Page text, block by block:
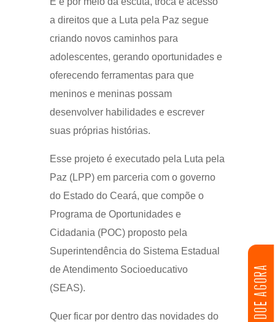
DOE AGORA
a direitos que a Luta pela Paz segue
criando novos caminhos para
adolescentes, gerando oportunidades e
oferecendo ferramentas para que
meninos e meninas possam
desenvolver habilidades e escrever
suas próprias histórias.
Esse projeto é executado pela Luta pela
Paz (LPP) em parceria com o governo
do Estado do Ceará, que compõe o
Programa de Oportunidades e
Cidadania (POC) proposto pela
Superintendência do Sistema Estadual
de Atendimento Socioeducativo
(SEAS).
Quer ficar por dentro das novidades do